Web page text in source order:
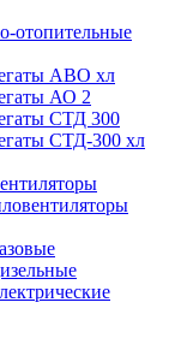
отопительные
АВО хл
АО 2
СТД 300
СТД-300 хл